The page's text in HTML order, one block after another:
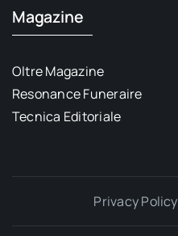
Magazine
Oltre Magazine
Resonance Funeraire
Tecnica Editoriale
Privacy Policy